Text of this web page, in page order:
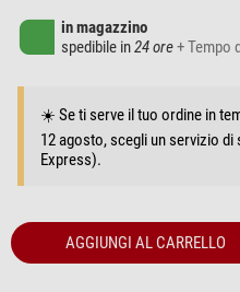
in magazzino
spedibile in24 ore+ Tempo
☀️ Se ti serve il tuo ordine in
12 agosto, scegli un servizio
Express).
AGGIUNGI AL CARRELLO